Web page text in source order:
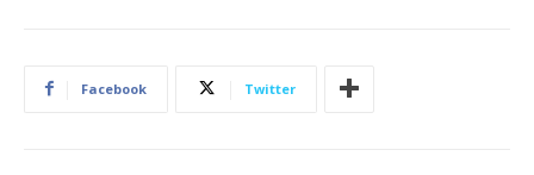
Facebook Twitter